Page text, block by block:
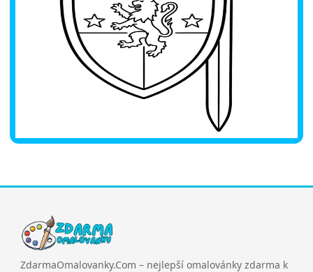
ZdarmaOmalovanky.Com – nejlepší omalovánky zdarma k